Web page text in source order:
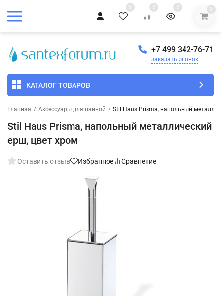
0 0 0 0
+7 499 342-76-71
заказать звонок
КАТАЛОГ ТОВАРОВ
Главная / Аксессуары для ванной / Stil Haus Prisma, напольный
Stil Haus Prisma, напольный металлический
ерш, цвет хром
Оставить отзыв Избранное Сравнение